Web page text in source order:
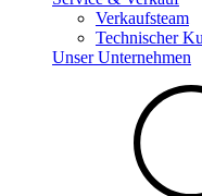
Verkaufsteam
Technischer
Unser Unternehmen